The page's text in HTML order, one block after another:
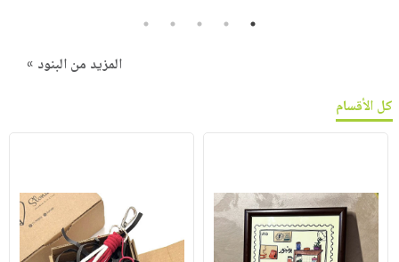
1
2
3
4
5
المزيد من البنود »
كل الأقسام